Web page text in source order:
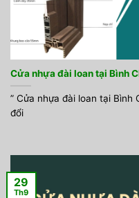
Cửa nhựa đài loan tại Bình
” Cửa nhựa đài loan tại
đổi
29
Th9